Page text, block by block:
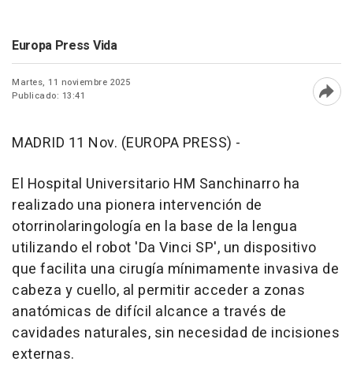
Europa Press Vida
Martes, 11 noviembre 2025
Publicado: 13:41
MADRID 11 Nov. (EUROPA PRESS) -
El Hospital Universitario HM Sanchinarro ha
realizado una pionera intervención de
otorrinolaringología en la base de la lengua
utilizando el robot 'Da Vinci SP', un dispositivo
que facilita una cirugía mínimamente invasiva de
cabeza y cuello, al permitir acceder a zonas
anatómicas de difícil alcance a través de
cavidades naturales, sin necesidad de incisiones
externas.